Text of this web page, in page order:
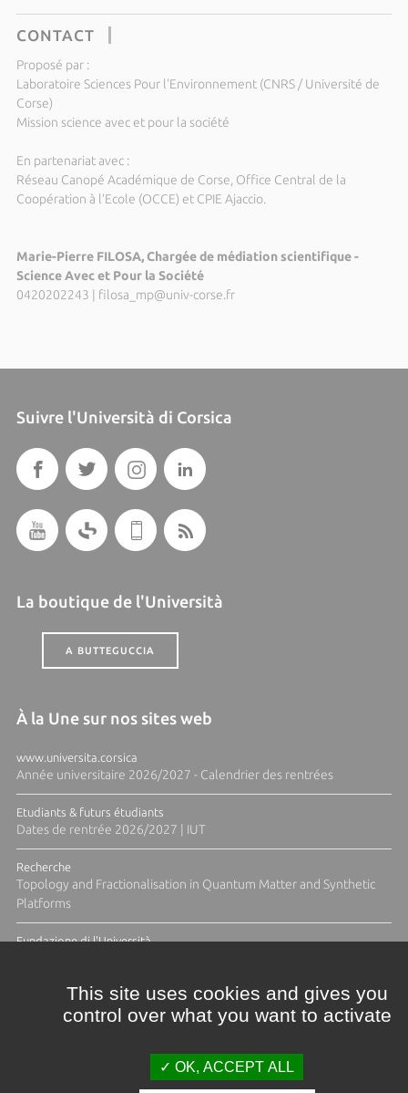
CONTACT
Proposé par :
Laboratoire Sciences Pour l'Environnement (CNRS / Université de
Corse)
Mission science avec et pour la société
En partenariat avec :
Réseau Canopé Académique de Corse, Office Central de la
Coopération à l’Ecole (OCCE) et CPIE Ajaccio.
Marie-Pierre FILOSA, Chargée de médiation scientifique -
Science Avec et Pour la Société
0420202243
filosa_mp@univ-corse.fr
Suivre l'Università di Corsica
La boutique de l'Università
A BUTTEGUCCIA
À la Une sur nos sites web
www.universita.corsica
Année universitaire 2026/2027 - Calendrier des rentrées
Etudiants & futurs étudiants
Dates de rentrée 2026/2027 | IUT
Recherche
Topology and Fractionalisation in Quantum Matter and Synthetic
Platforms
Fundazione di l'Università
This site uses cookies and gives you
control over what you want to activate
OK, ACCEPT ALL